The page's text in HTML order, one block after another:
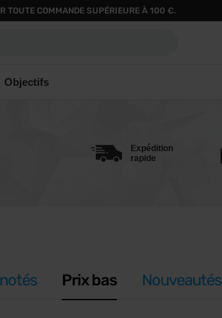
TOUTE COMMANDE SUPÉRIEURE À 100 €.
Objectifs
Expédition
rapide
Prix bas Nouveautés